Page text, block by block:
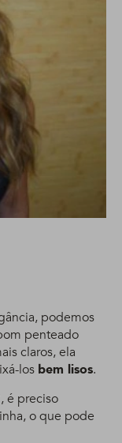
podemos
penteado
claros, ela
los bem lisos.
é preciso
o que pode